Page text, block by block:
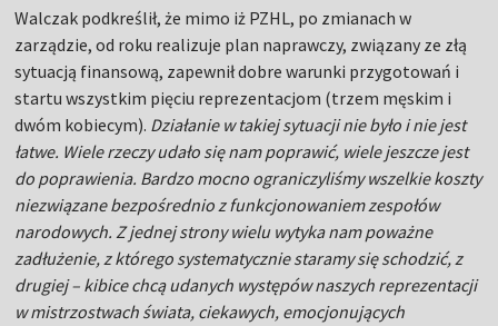
Walczak podkreślił, że mimo iż PZHL, po zmianach w
zarządzie, od roku realizuje plan naprawczy, związany ze złą
sytuacją finansową, zapewnił dobre warunki przygotowań i
startu wszystkim pięciu reprezentacjom (trzem męskim i
dwóm kobiecym). Działanie w takiej sytuacji nie było i nie jest
łatwe. Wiele rzeczy udało się nam poprawić, wiele jeszcze jest
do poprawienia. Bardzo mocno ograniczyliśmy wszelkie koszty
niezwiązane bezpośrednio z funkcjonowaniem zespołów
narodowych. Z jednej strony wielu wytyka nam poważne
zadłużenie, z którego systematycznie staramy się schodzić, z
drugiej – kibice chcą udanych występów naszych reprezentacji
w mistrzostwach świata, ciekawych, emocjonujących